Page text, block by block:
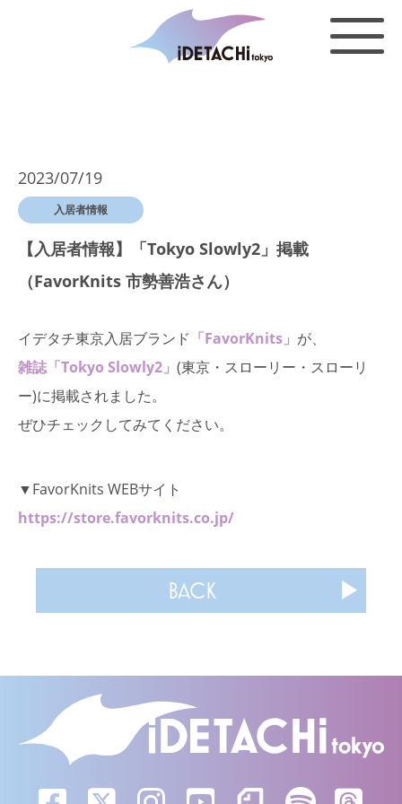
2023/07/19
入居者情報
【入居者情報】「Tokyo Slowly2」掲載
（FavorKnits 市勢善浩さん）
イデタチ東京入居ブランド 「FavorKnits」 が、
雑誌「Tokyo Slowly2」 (東京・スローリー・スローリ
ー)に掲載されました。
ぜひチェックしてみてください。
▼FavorKnits WEBサイト
https://store.favorknits.co.jp/
BACK